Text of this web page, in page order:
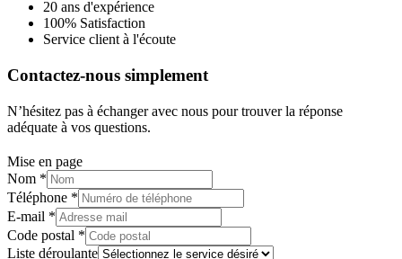
20 ans d'expérience
100% Satisfaction
Service client à l'écoute
Contactez-nous simplement
N’hésitez pas à échanger avec nous pour trouver la réponse
adéquate à vos questions.
Mise en page
Nom *
Téléphone *
E-mail *
Code postal *
Liste déroulante